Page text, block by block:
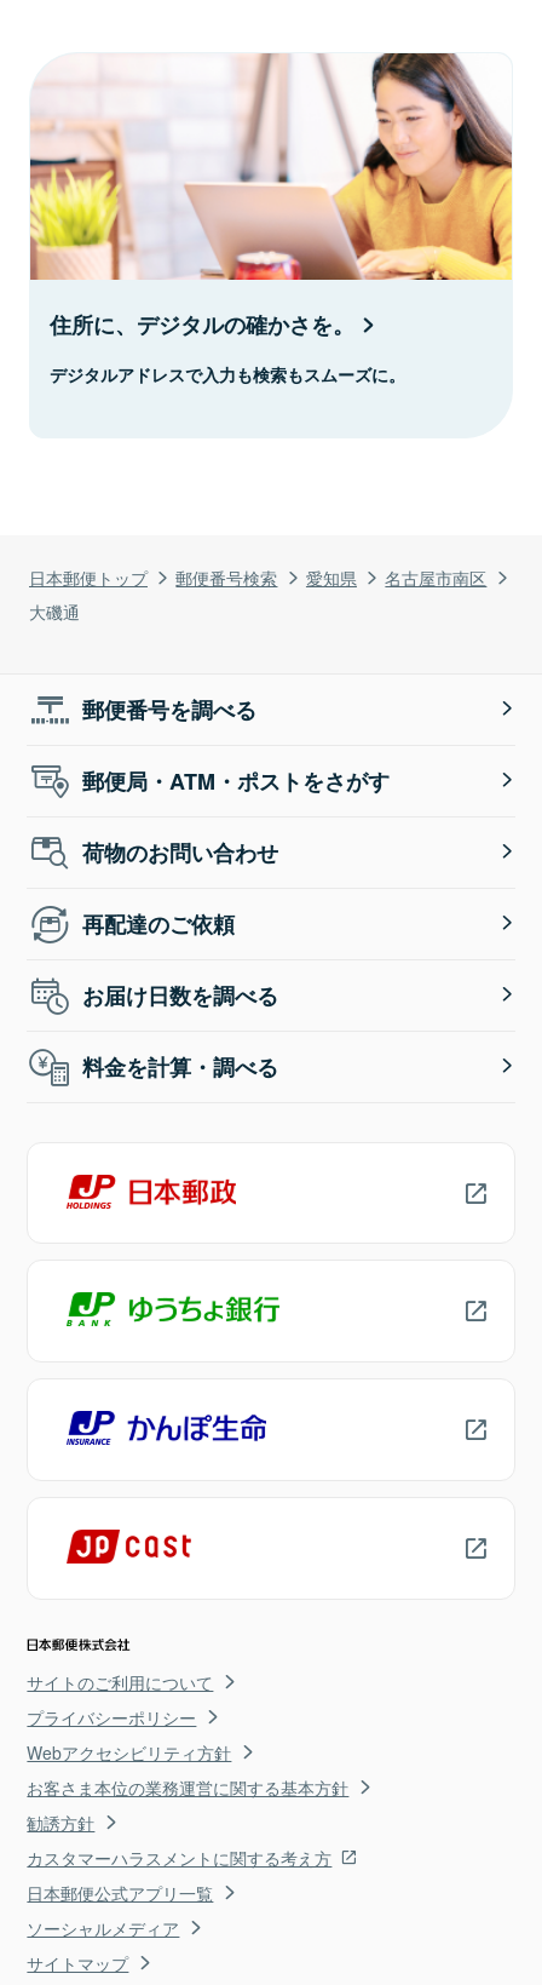
日本郵便トップ 郵便番号検索 愛知県
名古屋市南区
大磯通
住所に、デジタルの確かさを。
デジタルアドレスで入力も検索もスムーズに。
郵便番号を調べる
郵便局・ATM・ポストをさがす
荷物のお問い合わせ
再配達のご依頼
お届け日数を調べる
料金を計算・調べる
サイトのご利用について
プライバシーポリシー
Webアクセシビリティ方針
お客さま本位の業務運営に関する基本方針
勧誘方針
カスタマーハラスメントに関する考え方
日本郵便公式アプリ一覧
ソーシャルメディア
サイトマップ